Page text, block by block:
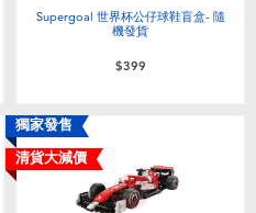
Supergoal 世界杯公仔球鞋盲盒- 隨
機發貨
$399
獨家發售
清貨大減價